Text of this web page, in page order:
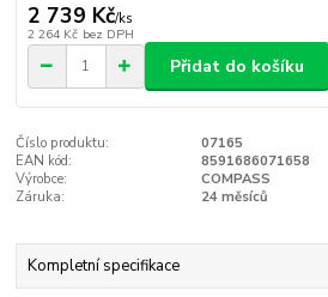
2 739 Kč/ks
2 264 Kč bez DPH
Přidat do košíku
Číslo produktu:
07165
EAN kód:
8591686071658
Výrobce:
COMPASS
Záruka:
24 měsíců
Kompletní specifikace